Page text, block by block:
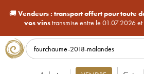
🚚Vendeurs : transport offert pour toute
vos vinstransmise entre le 01.07.2026